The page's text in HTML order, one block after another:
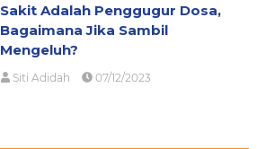
Sakit Adalah Penggugur Dosa,
Bagaimana Jika Sambil
Mengeluh?
Siti Adidah 07/12/2023